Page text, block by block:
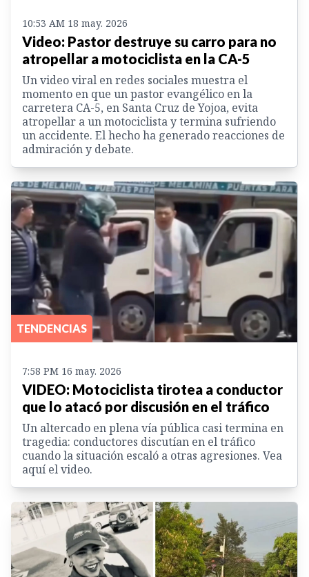
10:53 AM 18 may. 2026
Video: Pastor destruye su carro para no
atropellar a motociclista en la CA-5
Un video viral en redes sociales muestra el
momento en que un pastor evangélico en la
carretera CA-5, en Santa Cruz de Yojoa, evita
atropellar a un motociclista y termina sufriendo
un accidente. El hecho ha generado reacciones de
admiración y debate.
TENDENCIAS
7:58 PM 16 may. 2026
VIDEO: Motociclista tirotea a conductor
que lo atacó por discusión en el tráfico
Un altercado en plena vía pública casi termina en
tragedia: conductores discutían en el tráfico
cuando la situación escaló a otras agresiones. Vea
aquí el video.